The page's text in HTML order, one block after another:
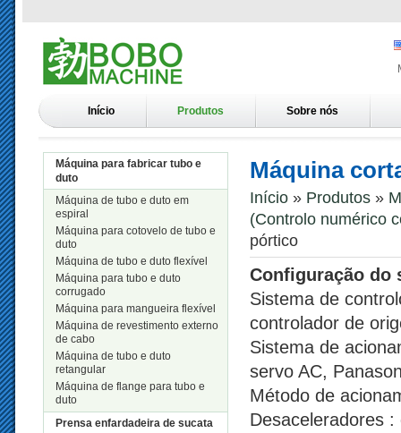
Início Produtos Sobre nós
Máquina para fabricar tubo e
duto
Máquina de tubo e duto em
espiral
Máquina para cotovelo de tubo e
duto
Máquina de tubo e duto flexível
Máquina para tubo e duto
corrugado
Máquina para mangueira flexível
Máquina de revestimento externo
de cabo
Máquina de tubo e duto
retangular
Máquina de flange para tubo e
duto
Prensa enfardadeira de sucata
Máquina
Início» Produtos»
(Controlo numérico
pórtico
Configuração do
Sistema de
controlador de
Sistema de
servo AC,
Método de
Desaceleradores